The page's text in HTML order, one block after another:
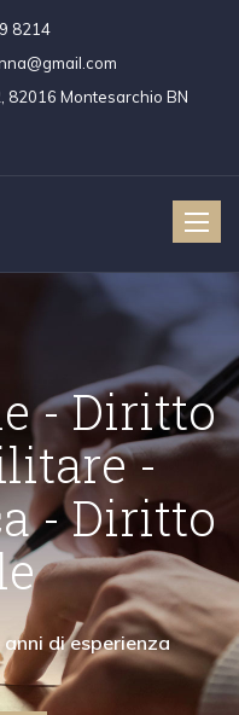
8214
82016 Montesarchio BN
Toggle
la
del diritto civile"
Di Più
-
Militare
-
legale con oltre 10
ruota attorno ai
in diritto penale"
Penale
"Collaboro con
massima
Scopri Di Più